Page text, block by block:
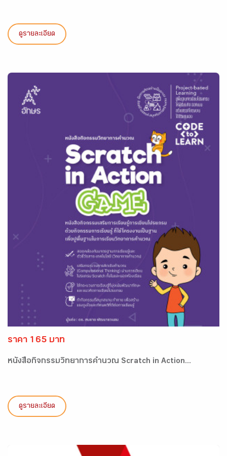
ดูรายละเอียด
ราคา 165 บาท
หนังสือกิจกรรมวิทยาการคำนวณ Scratch in Action...
ดูรายละเอียด